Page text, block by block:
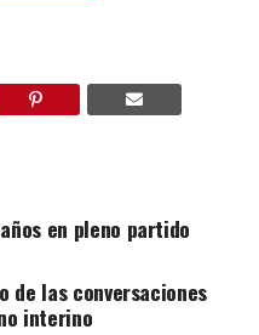
en pleno partido
de las conversaciones
interino